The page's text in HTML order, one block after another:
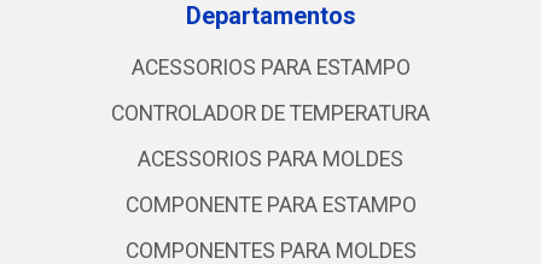
Departamentos
ACESSORIOS PARA ESTAMPO
CONTROLADOR DE TEMPERATURA
ACESSORIOS PARA MOLDES
COMPONENTE PARA ESTAMPO
COMPONENTES PARA MOLDES